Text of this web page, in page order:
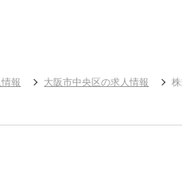
報 大阪市中央区の求人情報